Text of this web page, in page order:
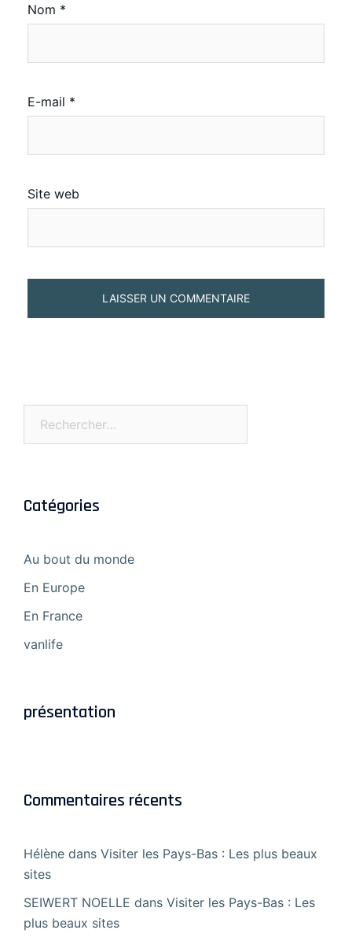
Nom *
E-mail *
Site web
Catégories
Au bout du monde
En Europe
En France
vanlife
présentation
Commentaires récents
Hélène dans Visiter les Pays-Bas : Les plus beaux
sites
SEIWERT NOELLE dans Visiter les Pays-Bas : Les
plus beaux sites